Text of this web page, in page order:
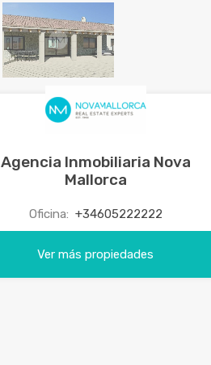
Agencia Inmobiliaria Nova
Mallorca
Oficina: +34605222222
Ver más propiedades